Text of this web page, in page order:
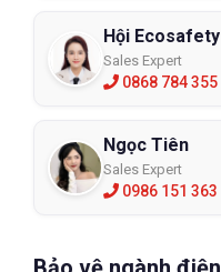
Hội Ecosafety
Sales Expert
0868 784 355
Ngọc Tiên
Sales Expert
0986 151 363